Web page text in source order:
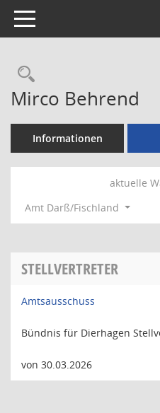
Toggle navigation
Mirco Behrend
Informationen
aktuelle
Amt Darß/Fischland
STELLVERTRETER
Amtsausschuss
Bündnis für Dierhagen
von 30.03.2026